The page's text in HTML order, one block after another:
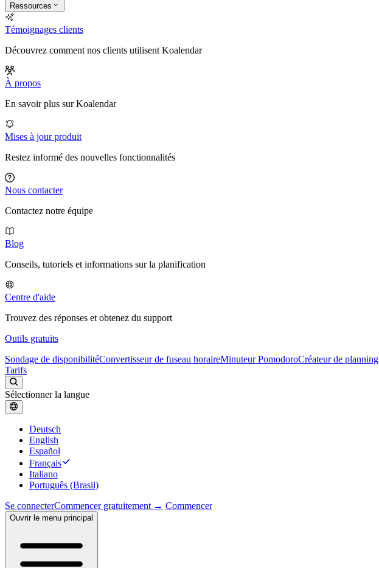
Ressources
Témoignages clients
Découvrez comment nos clients utilisent Koalendar
À propos
En savoir plus sur Koalendar
Mises à jour produit
Restez informé des nouvelles fonctionnalités
Nous contacter
Contactez notre équipe
Blog
Conseils, tutoriels et informations sur la planification
Centre d'aide
Trouvez des réponses et obtenez du support
Outils gratuits
Sondage de disponibilitéConvertisseur de fuseau horaireMinuteur PomodoroCréateur de planning
Tarifs
Sélectionner la langue
Deutsch
English
Español
Français
Italiano
Português (Brasil)
Se connecterCommencer gratuitement → Commencer
Ouvrir le menu principal